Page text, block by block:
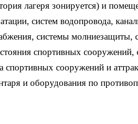
лагеря зонируется) и
систем водопровода,
системы молниезащиты,
спортивных сооружений,
спортивных сооружений и
и оборудования по